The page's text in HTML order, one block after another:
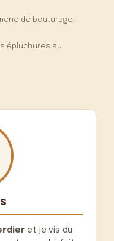
de bouturage,
épluchures au
et je vis du